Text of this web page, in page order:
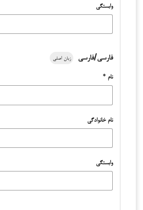
وابستگی
فارسی/فارسی زبان اصلی
نام *
نام خانوادگی
وابستگی